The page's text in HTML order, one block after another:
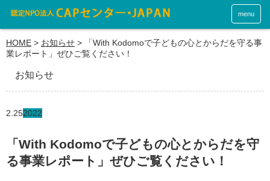
menu
HOME > お知らせ >
「With Kodomoで子どもの心とからだを守る事
業レポート」ぜひご覧ください！
お知らせ
2.252022
「With Kodomoで子どもの心とからだを守
る事業レポート」ぜひご覧ください！